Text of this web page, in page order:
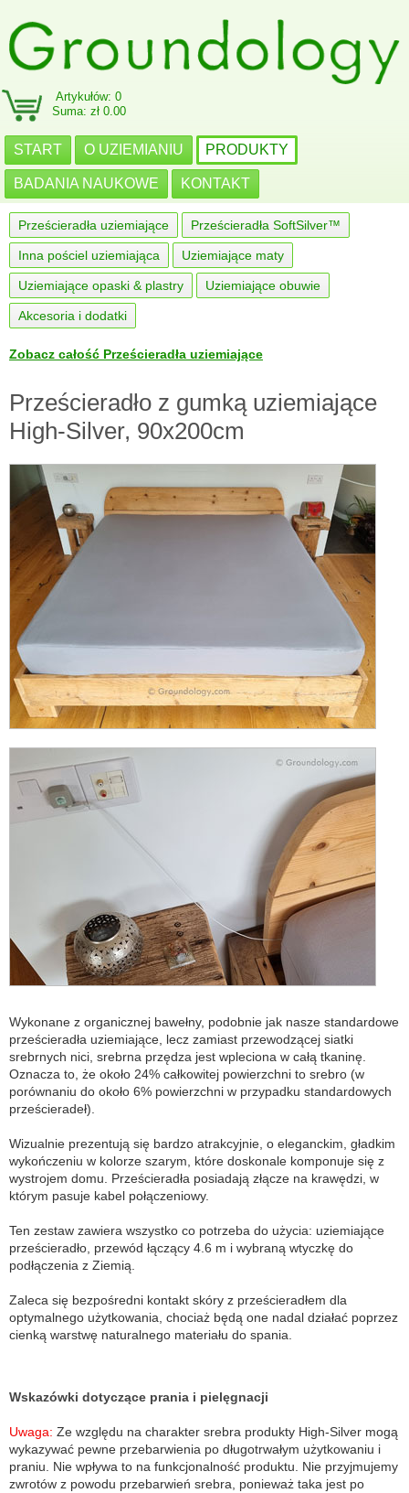
Artykułów: 0
Suma: zł 0.00
START O UZIEMIANIU PRODUKTY
BADANIA NAUKOWE KONTAKT
Prześcieradła uziemiające Prześcieradła SoftSilver™
Inna pościel uziemiająca Uziemiające maty
Uziemiające opaski & plastry Uziemiające obuwie
Akcesoria i dodatki
Zobacz całość Prześcieradła uziemiające
Prześcieradło z gumką uziemiające
High-Silver, 90x200cm
Wykonane z organicznej bawełny, podobnie jak nasze standardowe
prześcieradła uziemiające, lecz zamiast przewodzącej siatki
srebrnych nici, srebrna przędza jest wpleciona w całą tkaninę.
Oznacza to, że około 24% całkowitej powierzchni to srebro (w
porównaniu do około 6% powierzchni w przypadku standardowych
prześcieradeł).
Wizualnie prezentują się bardzo atrakcyjnie, o eleganckim, gładkim
wykończeniu w kolorze szarym, które doskonale komponuje się z
wystrojem domu. Prześcieradła posiadają złącze na krawędzi, w
którym pasuje kabel połączeniowy.
Ten zestaw zawiera wszystko co potrzeba do użycia: uziemiające
prześcieradło, przewód łączący 4.6 m i wybraną wtyczkę do
podłączenia z Ziemią.
Zaleca się bezpośredni kontakt skóry z prześcieradłem dla
optymalnego użytkowania, chociaż będą one nadal działać poprzez
cienką warstwę naturalnego materiału do spania.
Wskazówki dotyczące prania i pielęgnacji
Uwaga: Ze względu na charakter srebra produkty High-Silver mogą
wykazywać pewne przebarwienia po długotrwałym użytkowaniu i
praniu. Nie wpływa to na funkcjonalność produktu. Nie przyjmujemy
zwrotów z powodu przebarwień srebra, ponieważ taka jest po